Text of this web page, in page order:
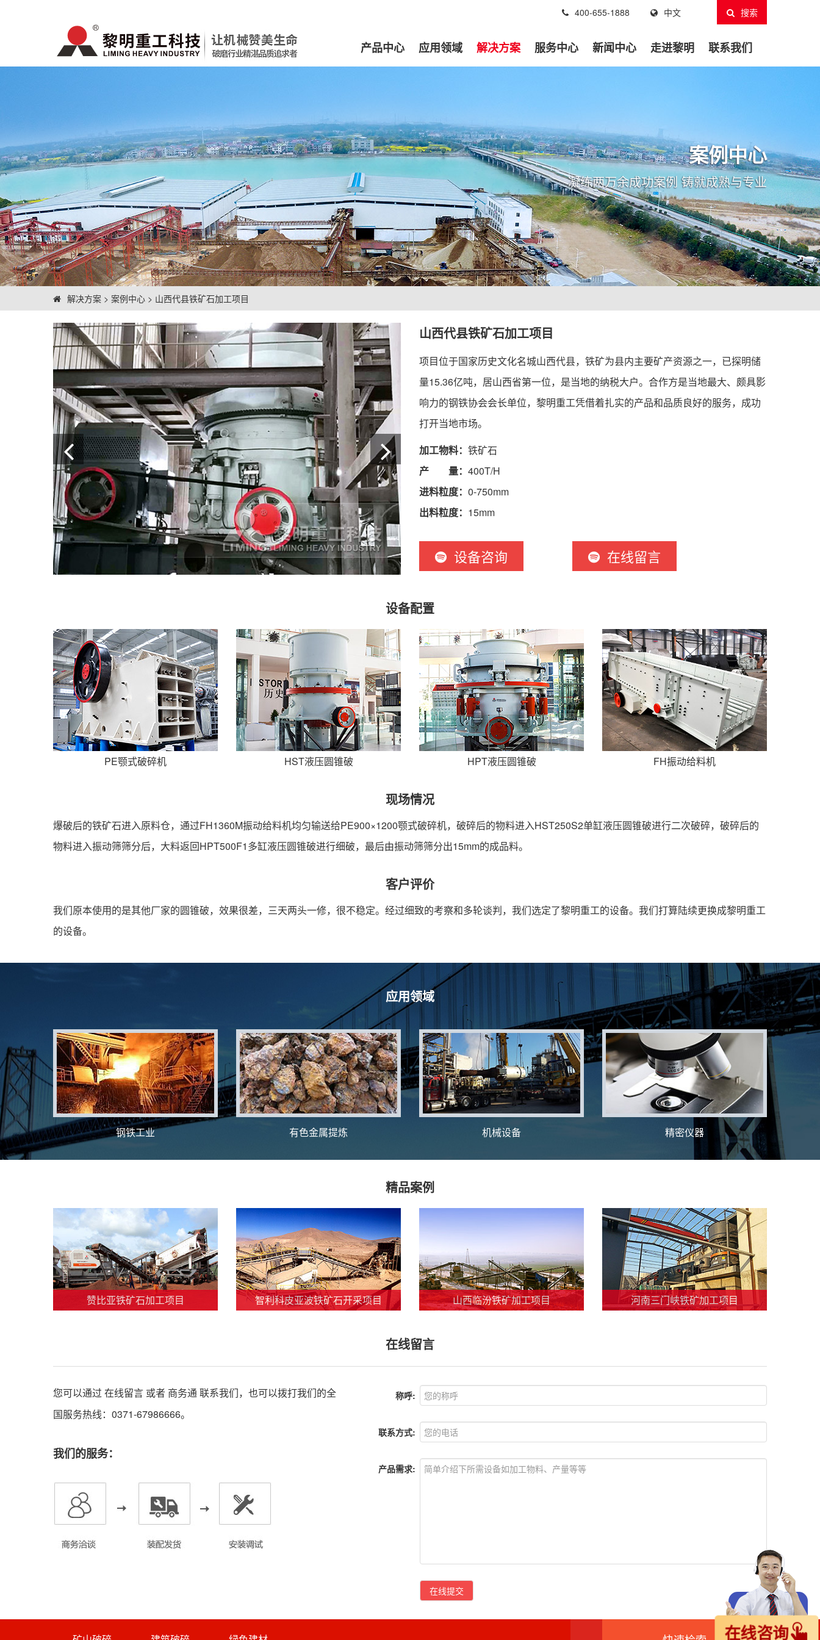
400-655-1888 中文 搜索
产品中心 应用领域 解决方案 服务中心 新闻中心 走进黎明 联系我们
案例中心
凝练两万余成功案例 铸就成熟与专业
解决方案 > 案例中心 > 山西代县铁矿石加工项目
山西代县铁矿石加工项目
项目位于国家历史文化名城山西代县，铁矿为县内主要矿产资源之一，已探明储
量15.36亿吨，居山西省第一位，是当地的纳税大户。合作方是当地最大、颇具影
响力的钢铁协会会长单位，黎明重工凭借着扎实的产品和品质良好的服务，成功
打开当地市场。
加工物料： 铁矿石
产 量： 400T/H
进料粒度： 0-750mm
出料粒度： 15mm
设备咨询 在线留言
设备配置
PE颚式破碎机 HST液压圆锥破 HPT液压圆锥破 FH振动给料机
现场情况
爆破后的铁矿石进入原料仓，通过FH1360M振动给料机均匀输送给PE900×1200颚式破碎机，破碎后的物料进入HST250S2单缸液压圆锥破进行二次破碎，破碎后的
物料进入振动筛筛分后，大料返回HPT500F1多缸液压圆锥破进行细破，最后由振动筛筛分出15mm的成品料。
客户评价
我们原本使用的是其他厂家的圆锥破，效果很差，三天两头一修，很不稳定。经过细致的考察和多轮谈判，我们选定了黎明重工的设备。我们打算陆续更换成黎明重工
的设备。
应用领域
钢铁工业 有色金属提炼 机械设备 精密仪器
精品案例
赞比亚铁矿石加工项目 智利科皮亚波铁矿石开采项目 山西临汾铁矿加工项目 河南三门峡铁矿加工项目
在线留言
您可以通过 在线留言 或者 商务通 联系我们，也可以拨打我们的全
国服务热线：0371-67986666。
我们的服务：
称呼:
联系方式:
产品需求:
在线提交
在线咨询